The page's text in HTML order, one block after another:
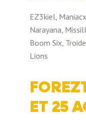
EZ3kiel,
Narayana,
Boom Six,
Lions
ET 25